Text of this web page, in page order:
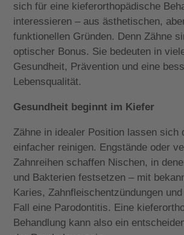
sich für eine kieferorthopädische
interessieren – aus ästhetischen,
funktionellen Gründen. Denn Zähne
optischer Bonus. Sie bedeuten in
Gesundheit, Prävention und eine
Lebensqualität.
Gesundheit beginnt im Kiefer
Zähne in idealer Position lassen sich
einfacher reinigen. Engstände oder
Zahnreihen schaffen Nischen, in
und Bakterien festsetzen – mit
Karies, Zahnfleischentzündungen
Fall eine Parodontitis. Eine
Behandlung kann also ein